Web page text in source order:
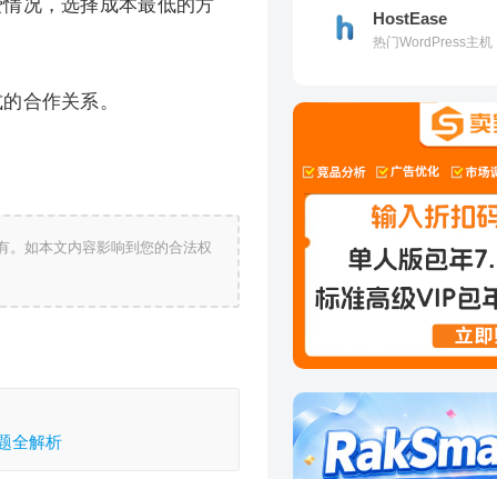
况，选择成本最低的方
合作关系。
。如本文内容影响到您的合法权
全解析
HostEase
热门WordPress主